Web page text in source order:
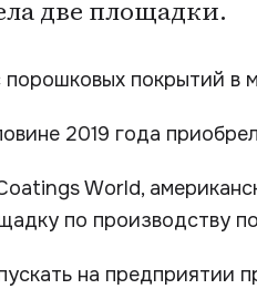
две площадки.
порошковых покрытий в
2019 года
World,
по производству
на предприятии